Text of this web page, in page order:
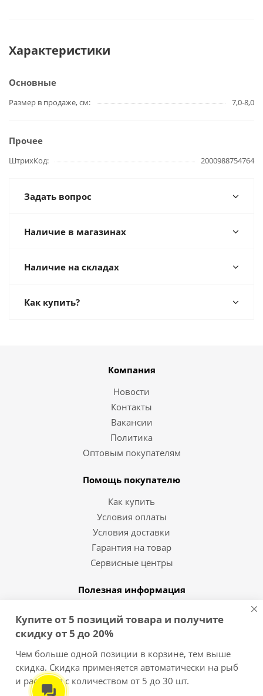
Характеристики
Основные
Размер в продаже, см 7,0-8,0
Прочее
ШтрихКод 2000988754764
Задать вопрос
Наличие в магазинах
Наличие на складах
Как купить?
Компания
Новости
Контакты
Вакансии
Политика
Оптовым покупателям
Помощь покупателю
Как купить
Условия оплаты
Условия доставки
Гарантия на товар
Сервисные центры
Полезная информация
Вопрос-ответ
8 (812) 454-10-11
Купите от 5 позиций товара и получите
скидку от 5 до 20%
Чем больше одной позиции в корзине, тем выше
скидка. Скидка применяется автоматически на рыб
и растения с количеством от 5 до 30 шт.